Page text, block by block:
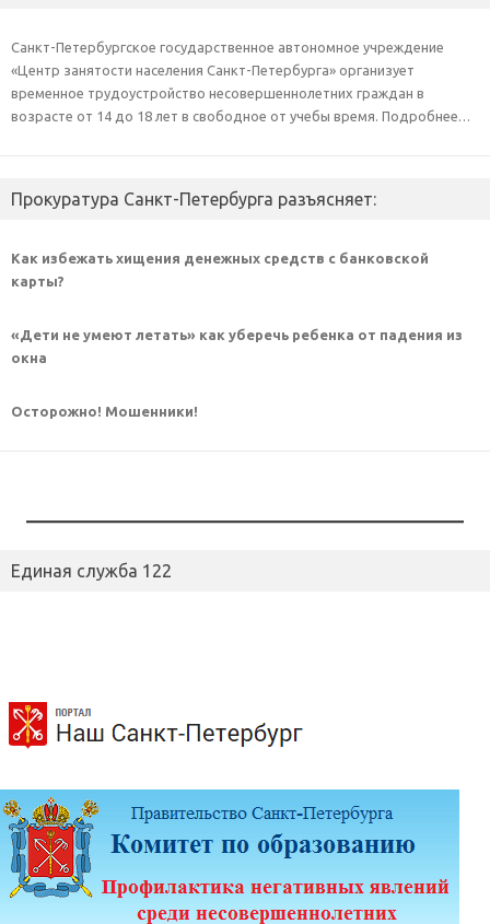
Санкт-Петербургское государственное автономное учреждение
«Центр занятости населения Санкт-Петербурга» организует
временное трудоустройство несовершеннолетних граждан в
возрасте от 14 до 18 лет в свободное от учебы время. Подробнее…
Прокуратура Санкт-Петербурга разъясняет:
Как избежать хищения денежных средств с банковской
карты?
«Дети не умеют летать» как уберечь ребенка от падения из
окна
Осторожно! Мошенники!
Единая служба 122